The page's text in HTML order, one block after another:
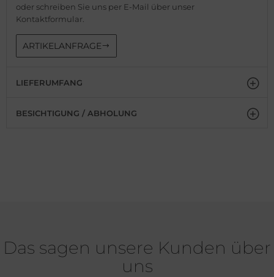
oder schreiben Sie uns per E-Mail über unser
Kontaktformular.
ARTIKELANFRAGE
LIEFERUMFANG
BESICHTIGUNG / ABHOLUNG
Das sagen unsere Kunden über
uns